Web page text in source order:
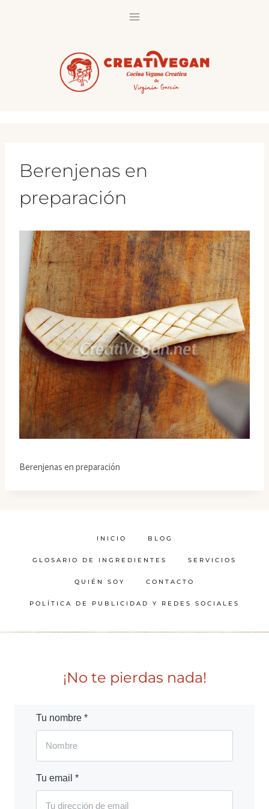
Berenjenas en
preparación
Berenjenas en preparación
INICIO BLOG
GLOSARIO DE INGREDIENTES SERVICIOS
QUIÉN SOY CONTACTO
POLÍTICA DE PUBLICIDAD Y REDES SOCIALES
¡No te pierdas nada!
Tu nombre *
Tu email *